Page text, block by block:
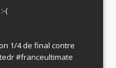
(
1/4 de final contre
#franceultimate